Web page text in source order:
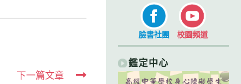
下一篇文章
臉書社團 校園頻道
鑑定中心